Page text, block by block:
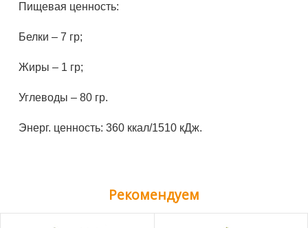
Пищевая ценность:
Белки – 7 гр;
Жиры – 1 гр;
Углеводы – 80 гр.
Энерг. ценность: 360 ккал/1510 кДж.
Рекомендуем